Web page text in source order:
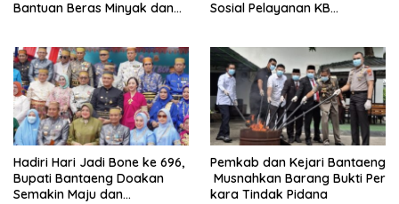
Bantuan Beras Minyak dan
Garuda
Sosial Pelayanan KB
Hadiri Hari Jadi Bone ke 696,
Bupati Bantaeng Doakan
Semakin Maju dan
Pemkab dan Kejari Bantaeng
Musnahkan Barang Bukti Per
kara Tindak Pidana